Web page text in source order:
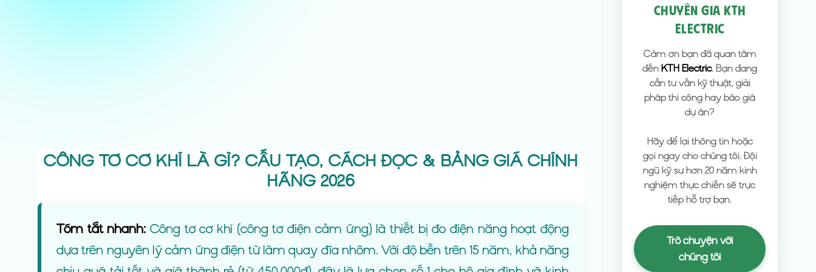
CÔNG TƠ CƠ KHÍ LÀ GÌ? CẤU TẠO, CÁCH ĐỌC & BẢNG GIÁ CHÍNH
HÃNG 2026
Tóm tắt nhanh: Công tơ cơ khí (công tơ điện cảm ứng) là thiết bị đo điện năng hoạt động
dựa trên nguyên lý cảm ứng điện từ làm quay đĩa nhôm. Với độ bền trên 15 năm, khả năng
CHUYÊN GIA KTH
ELECTRIC
Cảm ơn bạn đã quan tâm
đến KTH Electric. Bạn đang
cần tư vấn kỹ thuật, giải
pháp thi công hay báo giá
dự án?
Hãy để lại thông tin hoặc
gọi ngay cho chúng tôi. Đội
ngũ kỹ sư hơn 20 năm kinh
nghiệm thực chiến sẽ trực
tiếp hỗ trợ bạn.
Trò chuyện với
chúng tôi